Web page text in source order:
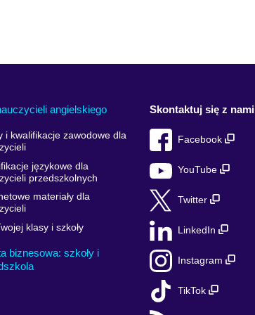
angielskiego
i kwalifikacje zawodowe dla
językowe dla
przedszkolnych
materiały dla
klasy i szkoły
biznesowa: szkoły i
Skontaktuj się z nami
Facebook
YouTube
Twitter
LinkedIn
Instagram
TikTok